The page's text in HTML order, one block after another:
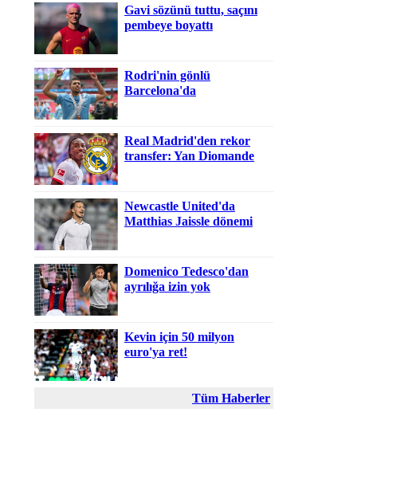
Gavi sözünü tuttu, saçını
pembeye boyattı
Rodri'nin gönlü
Barcelona'da
Real Madrid'den rekor
transfer: Yan Diomande
Newcastle United'da
Matthias Jaissle dönemi
Domenico Tedesco'dan
ayrılığa izin yok
Kevin için 50 milyon
euro'ya ret!
Tüm Haberler